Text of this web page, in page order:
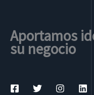
Aportamos
su negocio